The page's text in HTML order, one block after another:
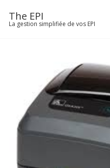
contenu
The EPI
La gestion simplifiée de vos EPI
Actualités
TÉLÉCHARGER